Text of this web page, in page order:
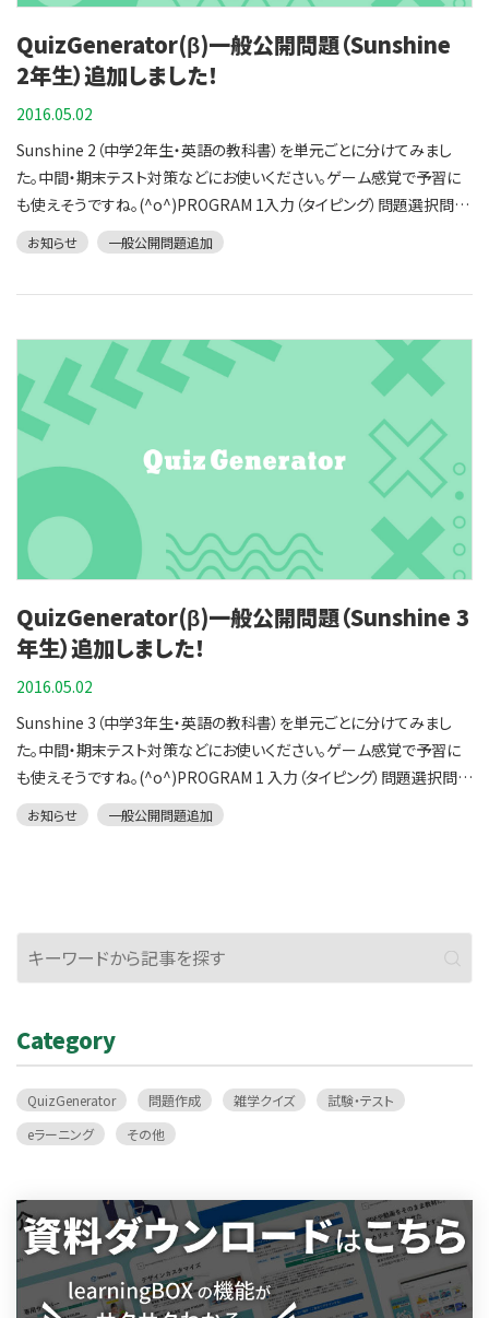
題Let's Read入力（タイピング）問題選択問題NEW HORIZON 1と3の
登場人物である「エレン・ベーカー先生」が今人気のようですね。ひとま
わり上の主人から教えてもらいました。物知り／(^o^)＼残念ながら、2
QuizGenerator(β)一般公開問題（Sunshine
2年生）追加しました！
2016.05.02
Sunshine 2（中学2年生・英語の教科書）を単元ごとに分けてみまし
た。中間・期末テスト対策などにお使いください。ゲーム感覚で予習に
も使えそうですね。(^o^)PROGRAM 1入力（タイピング）問題選択問題
POWER-UP 1入力（タイピング）問題選択問題PROGRAM 2入力（タイ
ピング）問題選択問題POWER-UP 2入力（タイピング）問題選択問題
PROGRAM 4入力（タイピング）問題選択問題PROGRAM 5入力（タイ
ピング）問題選択問題POWER-UP 4入力（タイピング）問題選択問題
PROGRAM 6入力（タイピング）問題選択問題POWER-UP 5入力（タイ
ピング）問題選択問題PROGRAM 7入力（タイピング）問題選択問題
POWER-UP 6入力（タイピング）問題選択問題My Project 5入力（タイ
ピング）問題選択問題PROGRAM 8入力（タイピング）問題選択問題
PROGRAM 9入力（タイピング）問題選択問題POWER-UP 7入力（タイ
ピング）問題選択問題PROGRAM 10入力（タイピング）問題選択問題
POWER-UP 8入力（タイピング）問題選択問題PROGRAM 11入力（タ
イピング）問題選択問題POWER-UP 9入力（タイピング）問題選択問題
My Project 6入力（タイピング）問題選択問題PROGRAM 12入力（タイ
ピング）問題選択問題前の記事で同じSunshineの中学3年生をご紹介
連休明けから学習に頭を切り替えできるかがポイントのような気がし
ます。(^o^)
お知らせ 一般公開問題追加
QuizGenerator(β)一般公開問題（Sunshine 3
年生）追加しました！
2016.05.02
Sunshine 3（中学3年生・英語の教科書）を単元ごとに分けてみまし
た。中間・期末テスト対策などにお使いください。ゲーム感覚で予習に
も使えそうですね。(^o^)PROGRAM 1 入力（タイピング）問題選択問題
POWER-UP 1 入力（タイピング）問題選択問題PROGRAM 2 入力（タ
イピング）問題選択問題PROGRAM 3 入力（タイピング）問題選択問題
問題選択問題PROGRAM 5 入力（タイピング）問題選択問題POWER-
UP 4 入力（タイピング）問題選択問題PROGRAM 6 入力（タイピング）
イピング）問題選択問題PROGRAM 8 入力（タイピング）問題選択問題
（タイピング）問題選択問題 3,4入力（タイピング）問題選択問題
POWER-UP 7 入力（タイピング）問題選択問題Special Project 入力
で乗り越えましょう！少しでも皆様のお役に立てると嬉しいです。(^o^)
今後もいろいろ追加予定です。お楽しみに！！
お知らせ 一般公開問題追加
Category
QuizGenerator 問題作成 雑学クイズ
試験・テスト
eラーニング
その他